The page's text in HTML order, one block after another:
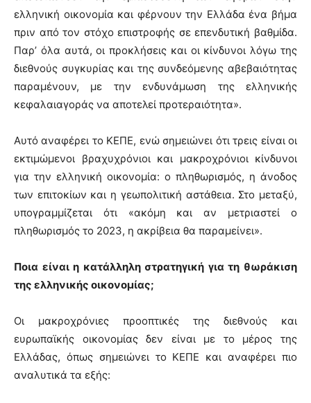
ελληνική οικονομία και φέρνουν την Ελλάδα ένα βήμα
πριν από τον στόχο επιστροφής σε επενδυτική βαθμίδα.
Παρ’ όλα αυτά, οι προκλήσεις και οι κίνδυνοι λόγω της
διεθνούς συγκυρίας και της συνδεόμενης αβεβαιότητας
παραμένουν, με την ενδυνάμωση της ελληνικής
κεφαλαιαγοράς να αποτελεί προτεραιότητα».
Αυτό αναφέρει το ΚΕΠΕ, ενώ σημειώνει ότι τρεις είναι οι
εκτιμώμενοι βραχυχρόνιοι και μακροχρόνιοι κίνδυνοι
για την ελληνική οικονομία: ο πληθωρισμός, η άνοδος
των επιτοκίων και η γεωπολιτική αστάθεια. Στο μεταξύ,
υπογραμμίζεται ότι «ακόμη και αν μετριαστεί ο
πληθωρισμός το 2023, η ακρίβεια θα παραμείνει».
Ποια είναι η κατάλληλη στρατηγική για τη θωράκιση
της ελληνικής οικονομίας;
Οι μακροχρόνιες προοπτικές της διεθνούς και
ευρωπαϊκής οικονομίας δεν είναι με το μέρος της
Ελλάδας, όπως σημειώνει το ΚΕΠΕ και αναφέρει πιο
αναλυτικά τα εξής: